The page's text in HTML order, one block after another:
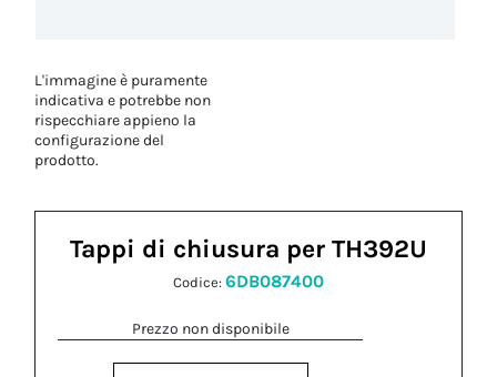
L'immagine è puramente
indicativa e potrebbe non
rispecchiare appieno la
configurazione del
prodotto.
Tappi di chiusura per TH392U
Codice: 6DB087400
Prezzo non disponibile